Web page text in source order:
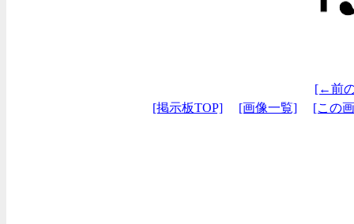
[←前
[掲示板TOP]
[画像一覧] [この